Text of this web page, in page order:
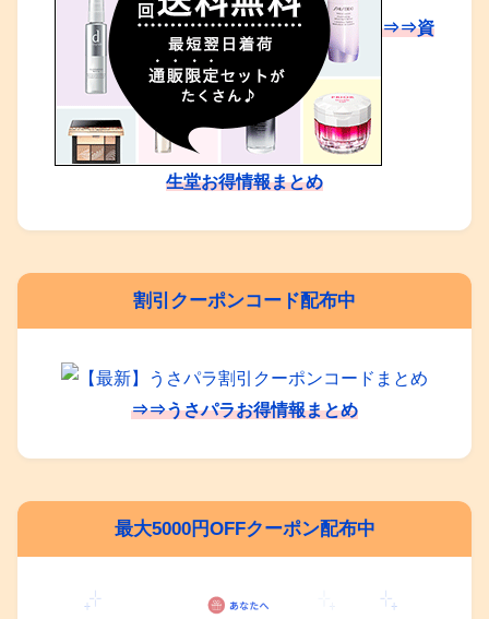
⇒⇒資
生堂お得情報まとめ
割引クーポンコード配布中
⇒⇒うさパラお得情報まとめ
最大5000円OFFクーポン配布中